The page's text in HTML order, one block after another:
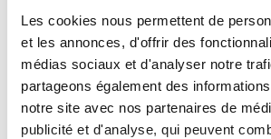
Les cookies nous permettent de
et les annonces, d'offrir des
médias sociaux et d'analyser notre
partageons également des
notre site avec nos partenaires de
publicité et d'analyse, qui peuvent
-800 places de parking
- et
67 appartements
Pensé comme un véritable lieu de
Lallange conjugue modernité,